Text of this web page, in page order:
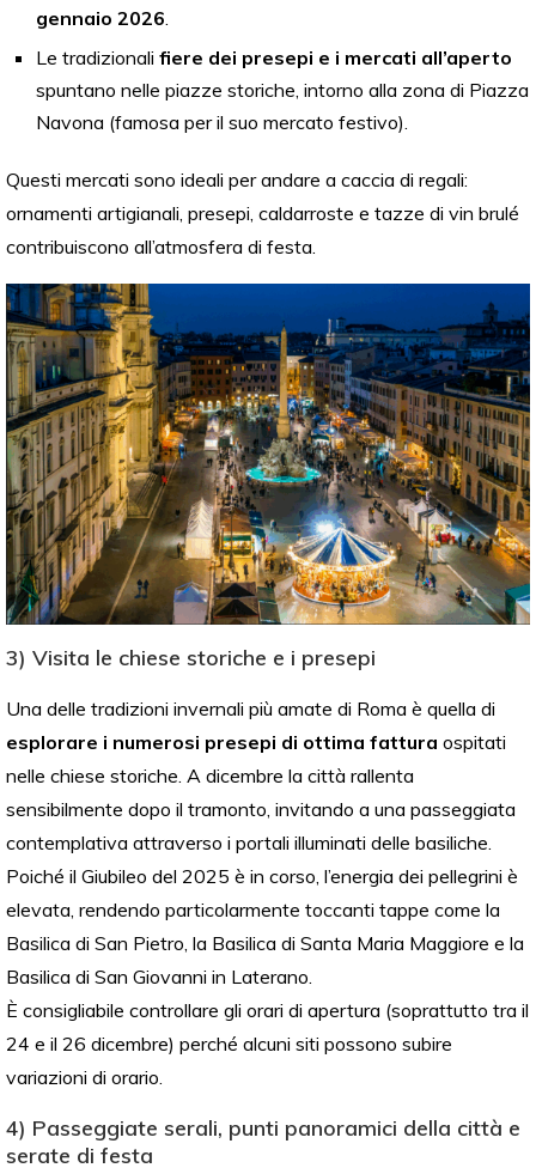
gennaio 2026
Le tradizionali fiere dei presepi e i mercati all’aperto
spuntano nelle piazze storiche, intorno alla zona di Piazza
Navona (famosa per il suo mercato festivo).
Questi mercati sono ideali per andare a caccia di regali:
ornamenti artigianali, presepi, caldarroste e tazze di vin brulé
contribuiscono all’atmosfera di festa.
3) Visita le chiese storiche e i presepi
Una delle tradizioni invernali più amate di Roma è quella di
esplorare i numerosi presepi di ottima fattura ospitati
nelle chiese storiche. A dicembre la città rallenta
sensibilmente dopo il tramonto, invitando a una passeggiata
contemplativa attraverso i portali illuminati delle basiliche.
Poiché il Giubileo del 2025 è in corso, l’energia dei pellegrini è
elevata, rendendo particolarmente toccanti tappe come la
Basilica di San Pietro, la Basilica di Santa Maria Maggiore e la
Basilica di San Giovanni in Laterano.
È consigliabile controllare gli orari di apertura (soprattutto tra il
24 e il 26 dicembre) perché alcuni siti possono subire
variazioni di orario.
4) Passeggiate serali, punti panoramici della città e
serate di festa